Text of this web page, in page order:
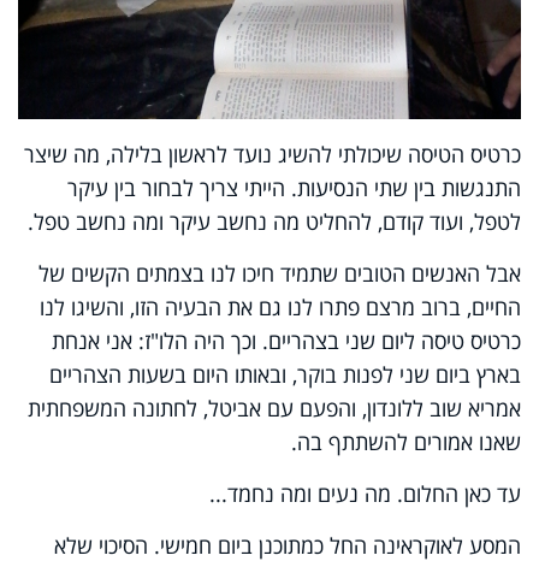
כרטיס הטיסה שיכולתי להשיג נועד לראשון בלילה, מה שיצר
התנגשות בין שתי הנסיעות. הייתי צריך לבחור בין עיקר
לטפל, ועוד קודם, להחליט מה נחשב עיקר ומה נחשב טפל.
אבל האנשים הטובים שתמיד חיכו לנו בצמתים הקשים של
החיים, ברוב מרצם פתרו לנו גם את הבעיה הזו, והשיגו לנו
כרטיס טיסה ליום שני בצהריים. וכך היה הלו"ז: אני אנחת
בארץ ביום שני לפנות בוקר, ובאותו היום בשעות הצהריים
אמריא שוב ללונדון, והפעם עם אביטל, לחתונה המשפחתית
שאנו אמורים להשתתף בה.
עד כאן החלום. מה נעים ומה נחמד...
המסע לאוקראינה החל כמתוכנן ביום חמישי. הסיכוי שלא